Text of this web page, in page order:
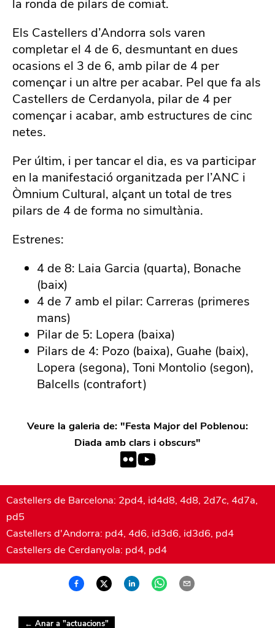
la ronda de pilars de comiat.
Els Castellers d’Andorra sols varen
completar el 4 de 6, desmuntant en dues
ocasions el 3 de 6, amb pilar de 4 per
començar i un altre per acabar. Pel que fa als
Castellers de Cerdanyola, pilar de 4 per
començar i acabar, amb estructures de cinc
netes.
Per últim, i per tancar el dia, es va participar
en la manifestació organitzada per l’ANC i
Òmnium Cultural, alçant un total de tres
pilars de 4 de forma no simultània.
Estrenes:
4 de 8: Laia Garcia (quarta), Bonache
(baix)
4 de 7 amb el pilar: Carreras (primeres
mans)
Pilar de 5: Lopera (baixa)
Pilars de 4: Pozo (baixa), Guahe (baix),
Lopera (segona), Toni Montolio (segon),
Balcells (contrafort)
Veure la galeria de: "Festa Major del Poblenou:
Diada amb clars i obscurs"
Castellers de Barcelona: 2pd4, id4d8, 4d8, 2d7c, 4d7a,
pd5
Castellers d'Andorra: pd4, 4d6, id3d6, id3d6, pd4
Castellers de Cerdanyola: pd4, pd4
← Anar a "actuacions"